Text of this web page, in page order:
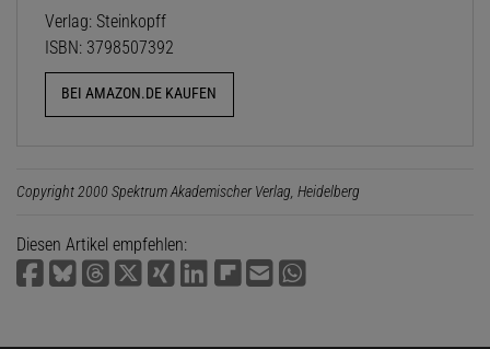
Verlag: Steinkopff
ISBN: 3798507392
BEI AMAZON.DE KAUFEN
Copyright 2000 Spektrum Akademischer Verlag, Heidelberg
Diesen Artikel empfehlen: